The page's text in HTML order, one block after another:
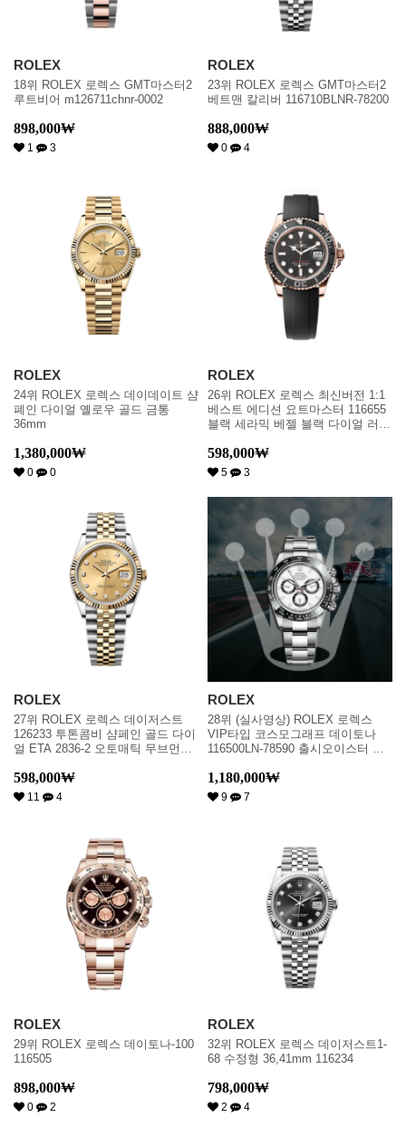
ROLEX
18위 ROLEX 로렉스 GMT마스터2
루트비어 m126711chnr-0002
898,000₩
1 3
ROLEX
23위 ROLEX 로렉스 GMT마스터2
베트맨 칼리버 116710BLNR-78200
888,000₩
0 4
ROLEX
24위 ROLEX 로렉스 데이데이트 샴
폐인 다이얼 옐로우 골드 금통
36mm
1,380,000₩
0 0
ROLEX
26위 ROLEX 로렉스 최신버전 1:1
베스트 에디션 요트마스터 116655
블랙 세라믹 베젤 블랙 다이얼 러버
598,000₩
5 3
ROLEX
27위 ROLEX 로렉스 데이저스트
126233 투톤콤비 샴페인 골드 다이
얼 ETA 2836-2 오토매틱 무브먼트
598,000₩
11 4
ROLEX
28위 (실사영상) ROLEX 로렉스
VIP타입 코스모그래프 데이토나
116500LN-78590 출시오이스터 블
7750B-2 크로노그래프 오토매틱 무
브먼트 rol0662
1,180,000₩
9 7
ROLEX
29위 ROLEX 로렉스 데이토나-100
116505
898,000₩
0 2
ROLEX
32위 ROLEX 로렉스 데이저스트1-
68 수정형 36,41mm 116234
798,000₩
2 4